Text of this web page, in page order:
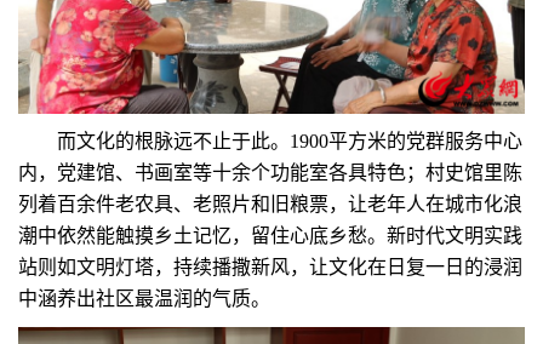
而文化的根脉远不止于此。1900平方米的党群服务中心
内，党建馆、书画室等十余个功能室各具特色；村史馆里陈
列着百余件老农具、老照片和旧粮票，让老年人在城市化浪
潮中依然能触摸乡土记忆，留住心底乡愁。新时代文明实践
站则如文明灯塔，持续播撒新风，让文化在日复一日的浸润
中涵养出社区最温润的气质。